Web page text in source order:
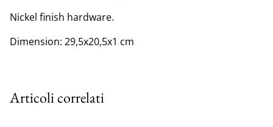
Nickel finish hardware.
Dimension: 29,5x20,5x1 cm
Articoli correlati